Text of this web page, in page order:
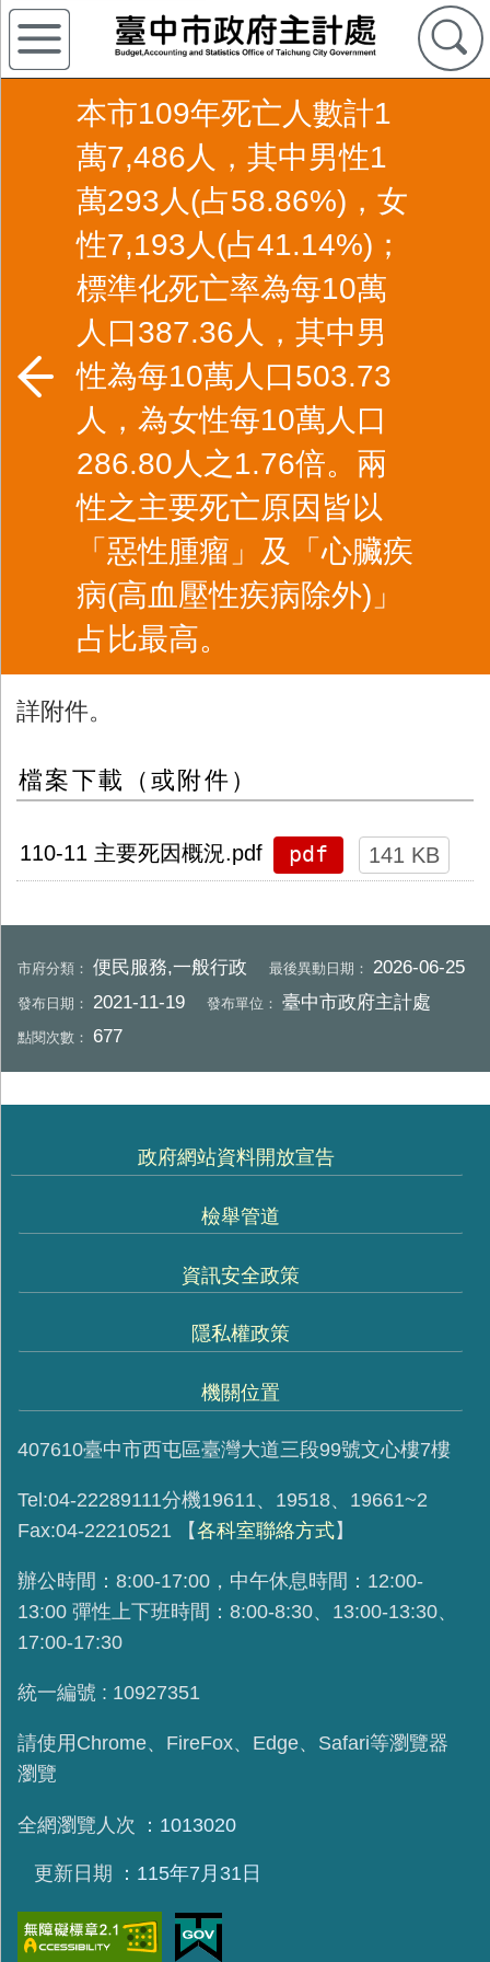
本市109年死亡人數計1
萬7,486人，其中男性1
萬293人(占58.86%)，女
性7,193人(占41.14%)；
標準化死亡率為每10萬
人口387.36人，其中男
性為每10萬人口503.73
人，為女性每10萬人口
286.80人之1.76倍。兩
性之主要死亡原因皆以
「惡性腫瘤」及「心臟疾
病(高血壓性疾病除外)」
占比最高。
詳附件。
檔案下載（或附件）
110-11 主要死因概況.pdf pdf 141 KB
市府分類：便民服務,一般行政 最後異動日期：2026-06-25
發布日期： 2021-11-19 發布單位：臺中市政府主計處
點閱次數： 677
政府網站資料開放宣告
檢舉管道
資訊安全政策
隱私權政策
機關位置
407610臺中市西屯區臺灣大道三段99號文心樓7樓
Tel:04-22289111分機19611、19518、19661~2
Fax:04-22210521
【各科室聯絡方式】
辦公時間：8:00-17:00，中午休息時間：12:00-
13:00 彈性上下班時間：8:00-8:30、13:00-13:30、
17:00-17:30
統一編號 : 10927351
請使用 Chrome、FireFox、Edge、Safari等瀏覽器
瀏覽
全網瀏覽人次 1013020
更新日期 115年7月31日